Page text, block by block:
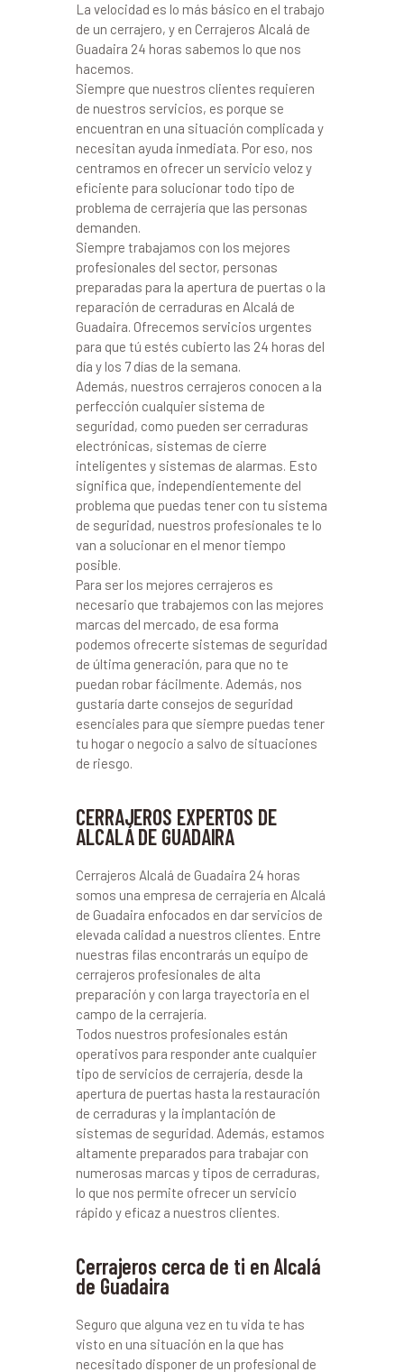
La velocidad es lo más básico en el trabajo
de un cerrajero, y en Cerrajeros Alcalá de
Guadaira 24 horas sabemos lo que nos
hacemos.
Siempre que nuestros clientes requieren
de nuestros servicios, es porque se
encuentran en una situación complicada y
necesitan ayuda inmediata. Por eso, nos
centramos en ofrecer un servicio veloz y
eficiente para solucionar todo tipo de
problema de cerrajería que las personas
demanden.
Siempre trabajamos con los mejores
profesionales del sector, personas
preparadas para la apertura de puertas o la
reparación de cerraduras en Alcalá de
Guadaira. Ofrecemos servicios urgentes
para que tú estés cubierto las 24 horas del
día y los 7 días de la semana.
Además, nuestros cerrajeros conocen a la
perfección cualquier sistema de
seguridad, como pueden ser cerraduras
electrónicas, sistemas de cierre
inteligentes y sistemas de alarmas. Esto
significa que, independientemente del
problema que puedas tener con tu sistema
de seguridad, nuestros profesionales te lo
van a solucionar en el menor tiempo
posible.
Para ser los mejores cerrajeros es
necesario que trabajemos con las mejores
marcas del mercado, de esa forma
podemos ofrecerte sistemas de seguridad
de última generación, para que no te
puedan robar fácilmente. Además, nos
gustaría darte consejos de seguridad
esenciales para que siempre puedas tener
tu hogar o negocio a salvo de situaciones
de riesgo.
CERRAJEROS EXPERTOS DE
ALCALÁ DE GUADAIRA
Cerrajeros Alcalá de Guadaira 24 horas
somos una empresa de cerrajería en Alcalá
de Guadaira enfocados en dar servicios de
elevada calidad a nuestros clientes. Entre
nuestras filas encontrarás un equipo de
cerrajeros profesionales de alta
preparación y con larga trayectoria en el
campo de la cerrajería.
Todos nuestros profesionales están
operativos para responder ante cualquier
tipo de servicios de cerrajería, desde la
apertura de puertas hasta la restauración
de cerraduras y la implantación de
sistemas de seguridad. Además, estamos
altamente preparados para trabajar con
numerosas marcas y tipos de cerraduras,
lo que nos permite ofrecer un servicio
rápido y eficaz a nuestros clientes.
Cerrajeros cerca de ti en Alcalá
de Guadaira
Seguro que alguna vez en tu vida te has
visto en una situación en la que has
necesitado disponer de un profesional de